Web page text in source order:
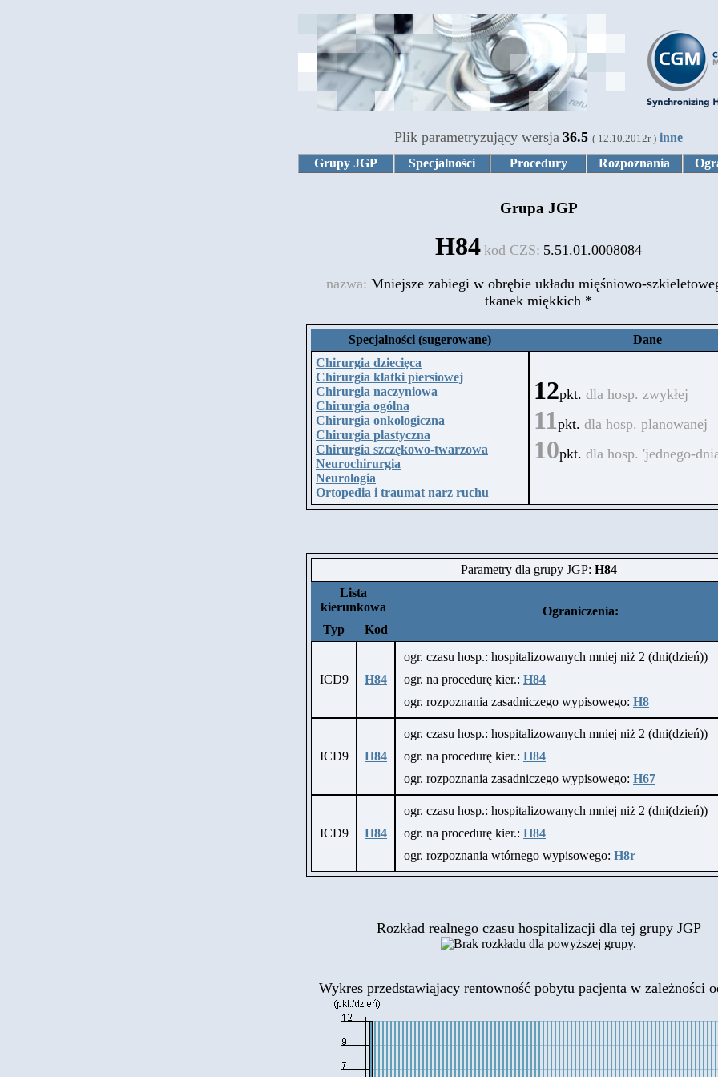
Plik parametryzujący wersja 36.5 ( 12.10.2012r ) inne
Grupy JGP
Specjalności Procedury Rozpoznania
Grupa JGP
H84 kod CZS: 5.51.01.0008084
nazwa: Mniejsze zabiegi w obrębie układu mięśniowo-
tkanek miękkich *
Specjalności (sugerowane)
Dane
Chirurgia dziecięca
Chirurgia klatki piersiowej
Chirurgia naczyniowa
Chirurgia ogólna
Chirurgia onkologiczna
Chirurgia plastyczna
Chirurgia szczękowo-twarzowa
Neurochirurgia
Neurologia
Ortopedia i traumat narz ruchu
12pkt. dla hosp. zwykłej
11pkt. dla hosp. planowanej
10pkt. dla hosp. 'jednego-
Parametry dla grupy JGP: H84
Lista
kierunkowa
Ograniczenia:
Typ
Kod
ICD9 H84
ogr. czasu hosp.: hospitalizowanych mniej niż 2 (dni(dzień))
ogr. na procedurę kier.: H84
ogr. rozpoznania zasadniczego wypisowego: H8
ICD9 H84
ogr. czasu hosp.: hospitalizowanych mniej niż 2 (dni(dzień))
ogr. na procedurę kier.: H84
ogr. rozpoznania zasadniczego wypisowego: H67
ICD9 H84
ogr. czasu hosp.: hospitalizowanych mniej niż 2 (dni(dzień))
ogr. na procedurę kier.: H84
ogr. rozpoznania wtórnego wypisowego: H8r
Rozkład realnego czasu hospitalizacji dla tej grupy JGP
Wykres przedstawiąjacy rentowność pobytu pacjenta w zależności